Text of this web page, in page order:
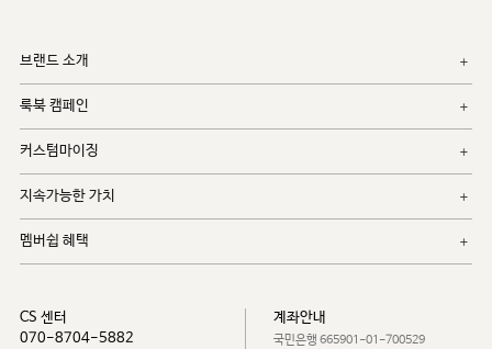
브랜드 소개
룩북 캠페인
커스텀마이징
지속가능한 가치
멤버쉽 혜택
CS 센터
070-8704-5882
계좌안내
국민은행 665901-01-700529